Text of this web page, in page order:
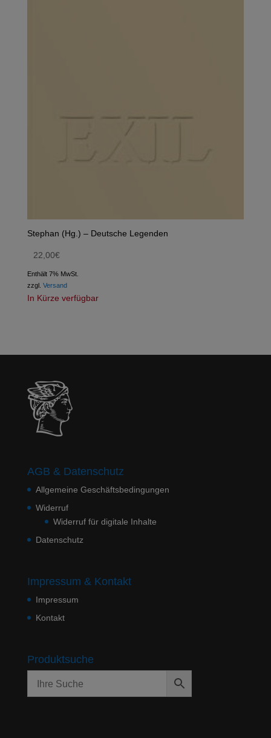
Stephan (Hg.) – Deutsche Legenden
22,00€
Enthält 7% MwSt.
zzgl. Versand
In Kürze verfügbar
AGB & Datenschutz
Allgemeine Geschäftsbedingungen
Widerruf
Widerruf für digitale Inhalte
Datenschutz
Impressum & Kontakt
Impressum
Kontakt
Produktsuche